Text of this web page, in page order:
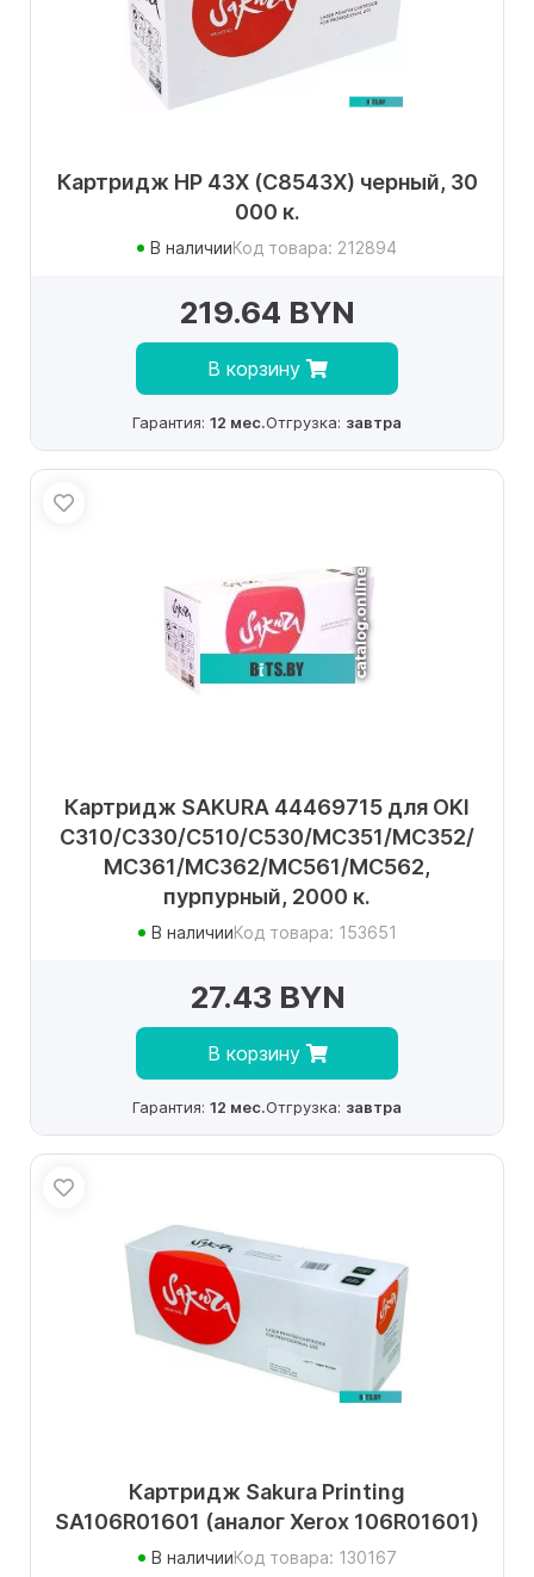
Картридж HP 43X (C8543X) черный, 30
000 к.
В наличииКод товара: 212894
219.64 BYN
В корзину
Гарантия: 12 мес.Отгрузка: завтра
Картридж SAKURA 44469715 для OKI
C310/C330/C510/C530/MC351/MC352/
MC361/MC362/MC561/MC562,
пурпурный, 2000 к.
В наличииКод товара: 153651
27.43 BYN
В корзину
Гарантия: 12 мес.Отгрузка: завтра
Картридж Sakura Printing
SA106R01601 (аналог Xerox 106R01601)
В наличииКод товара: 130167